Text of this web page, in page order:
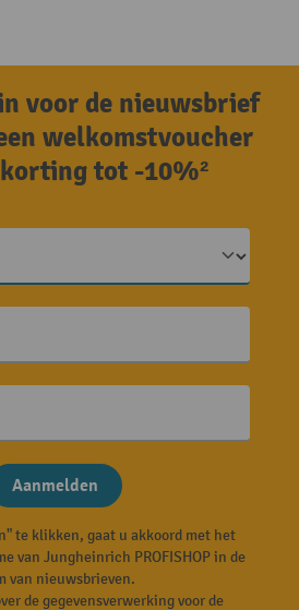
voor de nieuwsbrief
welkomstvoucher
tot -10%²
Aanmelden
te klikken, gaat u akkoord met het
van Jungheinrich PROFISHOP in de
van nieuwsbrieven.
de gegevensverwerking voor de